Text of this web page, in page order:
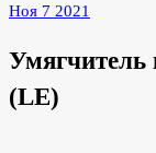
Ноя 7 2021
(LE)